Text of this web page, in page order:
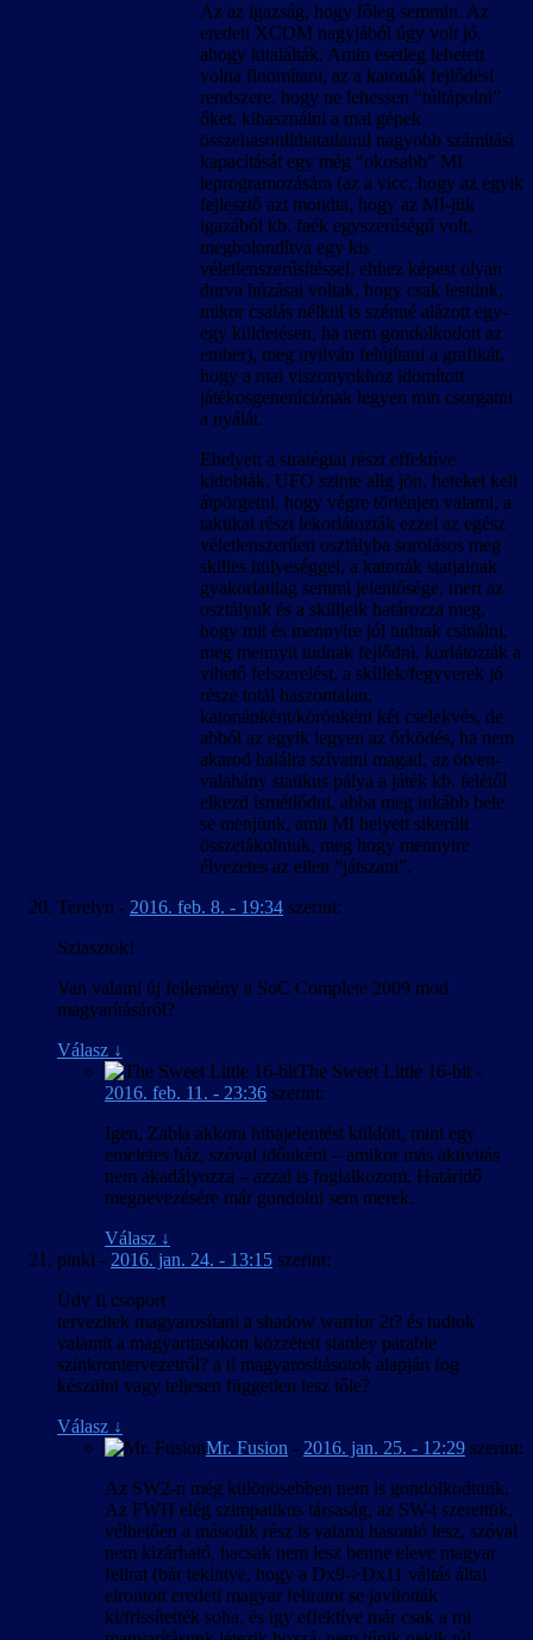
Az az igazság, hogy főleg semmin. Az
eredeti XCOM nagyjából úgy volt jó,
ahogy kitalálták. Amin esetleg lehetett
volna finomítani, az a katonák fejlődési
rendszere, hogy ne lehessen “túltápolni”
őket, kihasználni a mai gépek
összehasonlíthatatlanul nagyobb számítási
kapacitását egy még “okosabb” MI
leprogramozására (az a vicc, hogy az egyik
fejlesztő azt mondta, hogy az MI-jük
igazából kb. faék egyszerűségű volt,
megbolondítva egy kis
véletlenszerűsítéssel, ehhez képest olyan
durva húzásai voltak, hogy csak lestünk,
mikor csalás nélkül is szénné alázott egy-
egy küldetésen, ha nem gondolkodott az
ember), meg nyilván felújítani a grafikát,
hogy a mai viszonyokhoz idomított
játékosgenerációnak legyen min csorgatni
a nyálát.
Ehelyett a stratégiai részt effektíve
kidobták, UFO szinte alig jön, heteket kell
átpörgetni, hogy végre történjen valami, a
taktikai részt lekorlátozták ezzel az egész
véletlenszerűen osztályba sorolásos meg
skilles hülyeséggel, a katonák statjainak
gyakorlatilag semmi jelentősége, mert az
osztályuk és a skilljeik határozza meg,
hogy mit és mennyire jól tudnak csinálni,
meg mennyit tudnak fejlődni, korlátozták a
vihető felszerelést, a skillek/fegyverek jó
része totál haszontalan,
katonánként/körönként két cselekvés, de
abból az egyik legyen az őrködés, ha nem
akarod halálra szívatni magad, az ötven-
valahány statikus pálya a játék kb. felétől
elkezd ismétlődni, abba meg inkább bele
se menjünk, amit MI helyett sikerült
összetákolniuk, meg hogy mennyire
élvezetes az ellen “játszani”.
Terelyn - 2016. feb. 8. - 19:34 szerint:
Sziasztok!
Van valami új fejlemény a SoC Complete 2009 mod
magyarításáról?
Válasz ↓
The Sweet Little 16-bit -
2016. feb. 11. - 23:36 szerint:
Igen, Zabla akkora hibajelentést küldött, mint egy
emeletes ház, szóval időnként – amikor más aktivitás
nem akadályozza – azzal is foglalkozom. Határidő
megnevezésére már gondolni sem merek.
Válasz ↓
pinki - 2016. jan. 24. - 13:15 szerint:
Üdv fi csoport
tervezitek magyarosítani a shadow warrior 2t? és tudtok
valamit a magyaritasokon közzétett stanley parable
szinkrontervezetről? a ti magyarosításotok alapján fog
készülni vagy teljesen független lesz tőle?
Válasz ↓
Mr. Fusion - 2016. jan. 25. - 12:29 szerint:
Az SW2-n még különösebben nem is gondolkodtunk.
Az FWH elég szimpatikus társaság, az SW-t szerettük,
vélhetően a második rész is valami hasonló lesz, szóval
nem kizárható, hacsak nem lesz benne eleve magyar
felirat (bár tekintve, hogy a Dx9->Dx11 váltás által
elrontott eredeti magyar feliratot se javították
ki/frissítették soha, és így effektíve már csak a mi